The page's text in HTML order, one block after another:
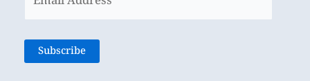
Address
Subscribe